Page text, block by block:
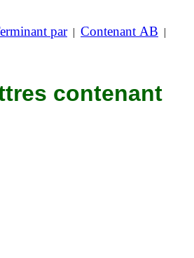
par| Contenant AB |
contenant